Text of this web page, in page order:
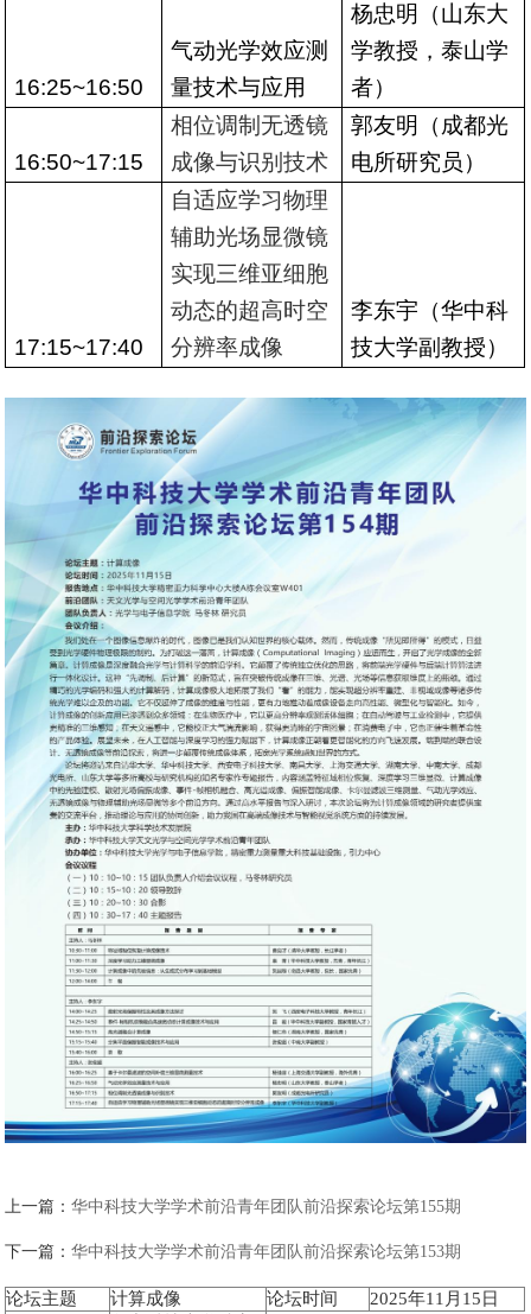
16:25~16:50
气动光学效应测
量技术与应用
杨忠明（山东大
学教授，泰山学
者）
16:50~17:15
相位调制无透镜
成像与识别技术
郭友明（成都光
电所研究员）
17:15~17:40
自适应学习物理
辅助光场显微镜
实现三维亚细胞
动态的超高时空
分辨率成像
李东宇（华中科
技大学副教授）
上一篇：华中科技大学学术前沿青年团队前沿探索论坛第155期
下一篇：华中科技大学学术前沿青年团队前沿探索论坛第153期
论坛主题 计算成像 论坛时间
2025年11月15日